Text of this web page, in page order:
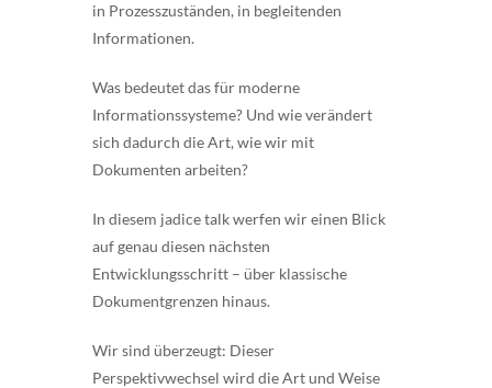
in Prozesszuständen, in begleitenden
Informationen.
Was bedeutet das für moderne
Informationssysteme? Und wie verändert
sich dadurch die Art, wie wir mit
Dokumenten arbeiten?
In diesem jadice talk werfen wir einen Blick
auf genau diesen nächsten
Entwicklungsschritt – über klassische
Dokumentgrenzen hinaus.
Wir sind überzeugt: Dieser
Perspektivwechsel wird die Art und Weise